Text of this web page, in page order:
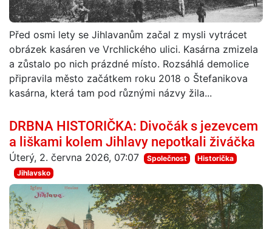
Před osmi lety se Jihlavanům začal z mysli vytrácet
obrázek kasáren ve Vrchlického ulici. Kasárna zmizela
a zůstalo po nich prázdné místo. Rozsáhlá demolice
připravila město začátkem roku 2018 o Štefanikova
kasárna, která tam pod různými názvy žila...
DRBNA HISTORIČKA: Divočák s jezevcem
a liškami kolem Jihlavy nepotkali živáčka
Úterý, 2. června 2026, 07:07 Společnost
Historička
Jihlavsko